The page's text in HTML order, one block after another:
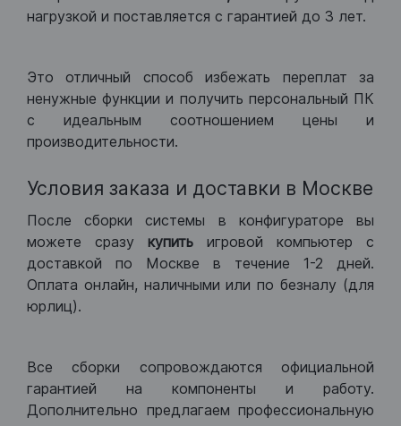
нагрузкой и поставляется с гарантией до 3 лет.
Это отличный способ избежать переплат за
ненужные функции и получить персональный ПК
с идеальным соотношением цены и
производительности.
Условия заказа и доставки в Москве
После сборки системы в конфигураторе вы
можете сразу купить игровой компьютер с
доставкой по Москве в течение 1-2 дней.
Оплата онлайн, наличными или по безналу (для
юрлиц).
Все сборки сопровождаются официальной
гарантией на компоненты и работу.
Дополнительно предлагаем профессиональную